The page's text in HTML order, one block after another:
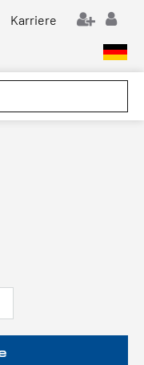
Karriere